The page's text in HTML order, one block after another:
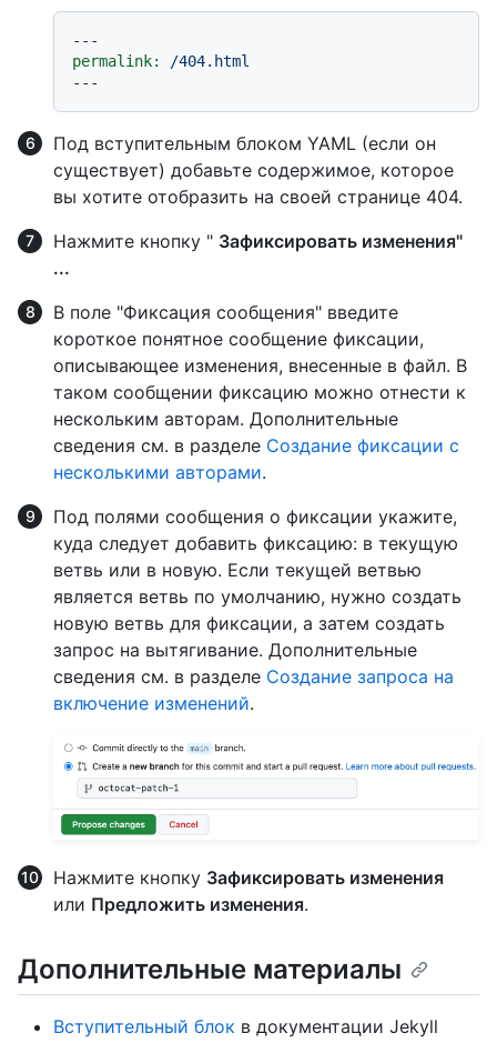
---
permalink:
/404.html
Под вступительным блоком YAML (если он
существует) добавьте содержимое, которое
вы хотите отобразить на своей странице 404.
Нажмите кнопку " Зафиксировать изменения"
...
В поле "Фиксация сообщения" введите
короткое понятное сообщение фиксации,
описывающее изменения, внесенные в файл. В
таком сообщении фиксацию можно отнести к
нескольким авторам. Дополнительные
сведения см. в разделе Создание фиксации с
несколькими авторами.
Под полями сообщения о фиксации укажите,
куда следует добавить фиксацию: в текущую
ветвь или в новую. Если текущей ветвью
является ветвь по умолчанию, нужно создать
новую ветвь для фиксации, а затем создать
запрос на вытягивание. Дополнительные
сведения см. в разделе Создание запроса на
включение изменений.
Нажмите кнопку Зафиксировать изменения
или Предложить изменения.
Дополнительные материалы
Вступительный блок в документации Jekyll